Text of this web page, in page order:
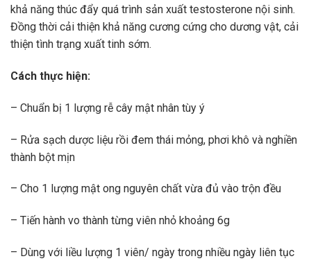
khả năng thúc đẩy quá trình sản xuất testosterone nội sinh.
Đồng thời cải thiện khả năng cương cứng cho dương vật, cải
thiện tình trạng xuất tinh sớm.
Cách thực hiện:
– Chuẩn bị 1 lượng rễ cây mật nhân tùy ý
– Rửa sạch dược liệu rồi đem thái mỏng, phơi khô và nghiền
thành bột mịn
– Cho 1 lượng mật ong nguyên chất vừa đủ vào trộn đều
– Tiến hành vo thành từng viên nhỏ khoảng 6g
– Dùng với liều lượng 1 viên/ ngày trong nhiều ngày liên tục